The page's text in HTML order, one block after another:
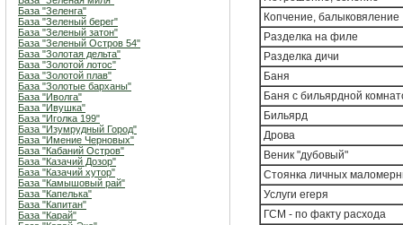
База "Зеленга"
База "Зеленый берег"
База "Зеленый затон"
База "Зеленый Остров 54"
База "Золотая дельта"
База "Золотой лотос"
База "Золотой плав"
База "Золотые барханы"
База "Иволга"
База "Ивушка"
База "Иголка 199"
База "Изумрудный Город"
База "Имение Черновых"
База "Кабаний Остров"
База "Казачий Дозор"
База "Казачий хутор"
База "Камышовый рай"
База "Капелька"
База "Капитан"
База "Карай"
Копчение, балыковяление
Разделка на филе
Разделка дичи
Баня
Баня с бильярдной
Бильярд
Дрова
Веник "дубовый"
Стоянка личных
Услуги егеря
ГСМ - по факту расхода